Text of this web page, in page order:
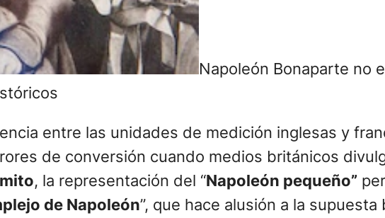
Napoleón Bonaparte no
entre las unidades de medición inglesas y
de conversión cuando medios británicos
, la representación del “Napoleón pequeño”
de Napoleón”, que hace alusión a la